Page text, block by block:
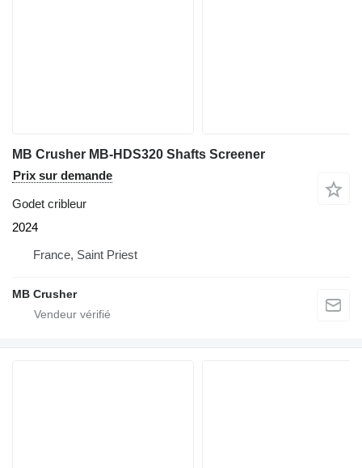
MB Crusher MB-HDS320 Shafts Screener
Prix sur demande
Godet cribleur
2024
France, Saint Priest
MB Crusher